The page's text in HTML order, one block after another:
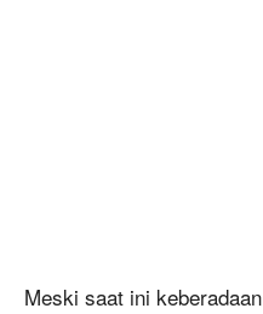
Meski saat ini keberadaan